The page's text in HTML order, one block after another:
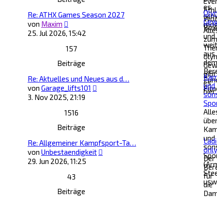
es
und
aus
dem
Re: ATHX Games Season 2027
von Maxim
Beitrag
25. Jul 2026, 15:42
zum
gibt
es
hier.
157
Beiträge
Re: Aktuelles und Neues aus d…
von Garage_lifts101
3. Nov 2025, 21:19
und
und
1516
Beiträge
Re: Allgemeiner Kampfsport-Ta…
von Unbestaendigkeit
29. Jun 2026, 11:25
only
Der
für
die
43
Beiträge